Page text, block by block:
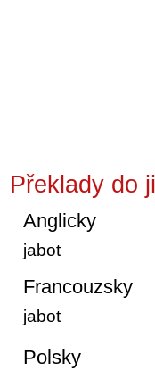
Překlady do
Anglicky
jabot
Francouzsky
jabot
Polsky